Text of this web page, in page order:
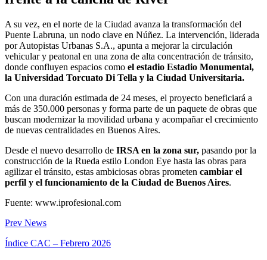
A su vez, en el norte de la Ciudad avanza la transformación del
Puente Labruna, un nodo clave en Núñez. La intervención, liderada
por Autopistas Urbanas S.A., apunta a mejorar la circulación
vehicular y peatonal en una zona de alta concentración de tránsito,
donde confluyen espacios como el estadio Estadio Monumental,
la Universidad Torcuato Di Tella y la Ciudad Universitaria.
Con una duración estimada de 24 meses, el proyecto beneficiará a
más de 350.000 personas y forma parte de un paquete de obras que
buscan modernizar la movilidad urbana y acompañar el crecimiento
de nuevas centralidades en Buenos Aires.
Desde el nuevo desarrollo de IRSA en la zona sur, pasando por la
construcción de la Rueda estilo London Eye hasta las obras para
agilizar el tránsito, estas ambiciosas obras prometen cambiar el
perfil y el funcionamiento de la Ciudad de Buenos Aires.
Fuente: www.iprofesional.com
Prev News
Índice CAC – Febrero 2026